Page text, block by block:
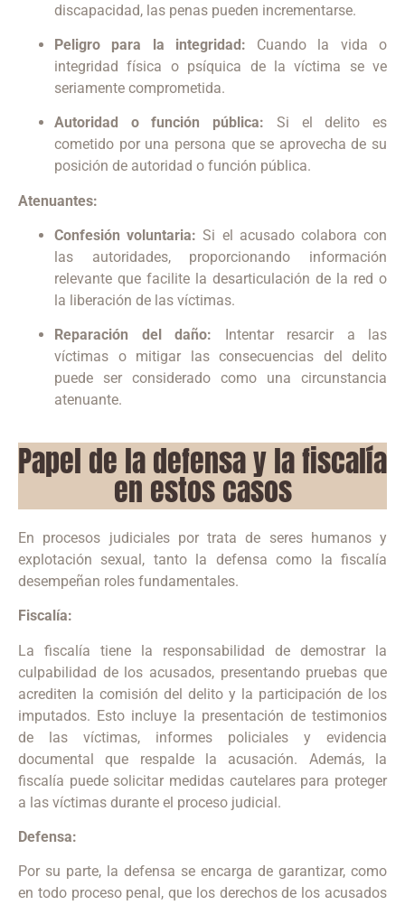
discapacidad, las penas pueden incrementarse.
Peligro para la integridad:
Cuando la vida o
integridad física o psíquica de la víctima se ve
seriamente comprometida.
Autoridad o función pública:
Si el delito es
cometido por una persona que se aprovecha de su
posición de autoridad o función pública.
Atenuantes:
Confesión voluntaria: Si el acusado colabora con
las autoridades, proporcionando información
relevante que facilite la desarticulación de la red o
la liberación de las víctimas.
Reparación del daño:
Intentar resarcir a las
víctimas o mitigar las consecuencias del delito
puede ser considerado como una circunstancia
atenuante.
Papel de la defensa y la fiscalía
en estos casos
En procesos judiciales por trata de seres humanos y
explotación sexual, tanto la defensa como la fiscalía
desempeñan roles fundamentales.
Fiscalía:
La fiscalía tiene la responsabilidad de demostrar la
culpabilidad de los acusados, presentando pruebas que
acrediten la comisión del delito y la participación de los
imputados. Esto incluye la presentación de testimonios
de las víctimas, informes policiales y evidencia
documental que respalde la acusación.
Además, la
fiscalía puede solicitar medidas cautelares para proteger
a las víctimas durante el proceso judicial.
Defensa:
Por su parte, la defensa se encarga de garantizar, como
en todo proceso penal, que los derechos de los acusados